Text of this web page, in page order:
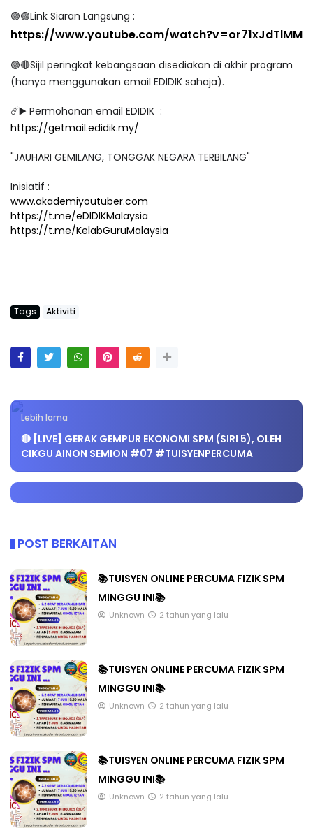
🟣🟢Link Siaran Langsung :
https://www.youtube.com/watch?v=or71xJdTlMM
🟣🔴Sijil peringkat kebangsaan disediakan di akhir program
(hanya menggunakan email EDIDIK sahaja).
☄️▶️ Permohonan email EDIDIK :
https://getmail.edidik.my/
"JAUHARI GEMILANG, TONGGAK NEGARA TERBILANG"
Inisiatif :
www.akademiyoutuber.com
https://t.me/eDIDIKMalaysia
https://t.me/KelabGuruMalaysia
Tags Aktiviti
Lebih lama
🔴 [LIVE] GERAK GEMPUR EKONOMI SPM (SIRI 5), OLEH
CIKGU AINON SEMION #07 #TUISYENPERCUMA
POST BERKAITAN
📚TUISYEN ONLINE PERCUMA FIZIK SPM
MINGGU INI📚
Unknown 2 tahun yang lalu
📚TUISYEN ONLINE PERCUMA FIZIK SPM
MINGGU INI📚
Unknown 2 tahun yang lalu
📚TUISYEN ONLINE PERCUMA FIZIK SPM
MINGGU INI📚
Unknown 2 tahun yang lalu